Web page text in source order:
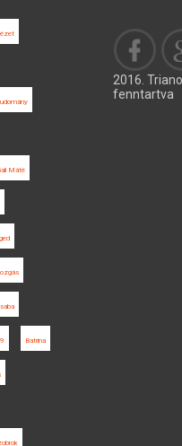
Máté
Batrina
2016.
fenntartva